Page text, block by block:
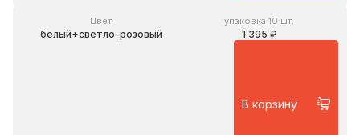
Цвет
белый+светло-розовый
упаковка 10 шт.
1 395 ₽
В корзину